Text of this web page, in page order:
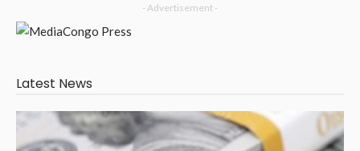
- Advertisement -
Latest News